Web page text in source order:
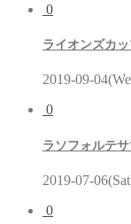
0
ライオンズカ
2019-09-
0
ラソフォルテ
2019-07-
0